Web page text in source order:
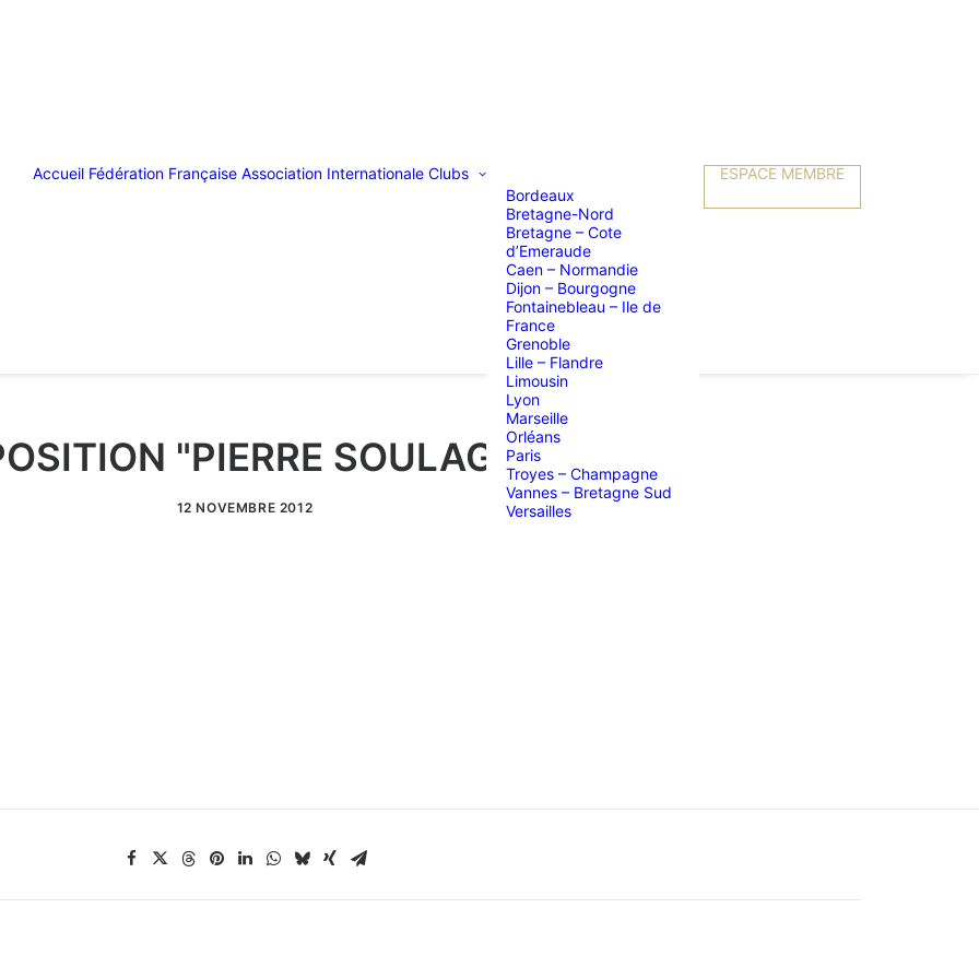
Accueil Fédération Française Association Internationale Clubs
Bordeaux
Bretagne-Nord
Bretagne – Cote
d’Emeraude
Caen – Normandie
Dijon – Bourgogne
Fontainebleau – Ile de
France
Grenoble
Lille – Flandre
Limousin
Lyon
Marseille
Orléans
Paris
Troyes – Champagne
Vannes – Bretagne Sud
Versailles
ESPACE MEMBRE
"PIERRE SOULAGES"
12 NOVEMBRE 2012